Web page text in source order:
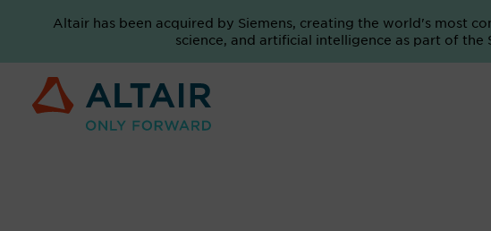
Altair has been acquired by Siemens, creating the world's most
science, and artificial intelligence as part of